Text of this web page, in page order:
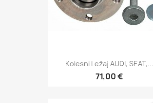
Kolesni Ležaj AUDI, SEAT,...
71,00 €